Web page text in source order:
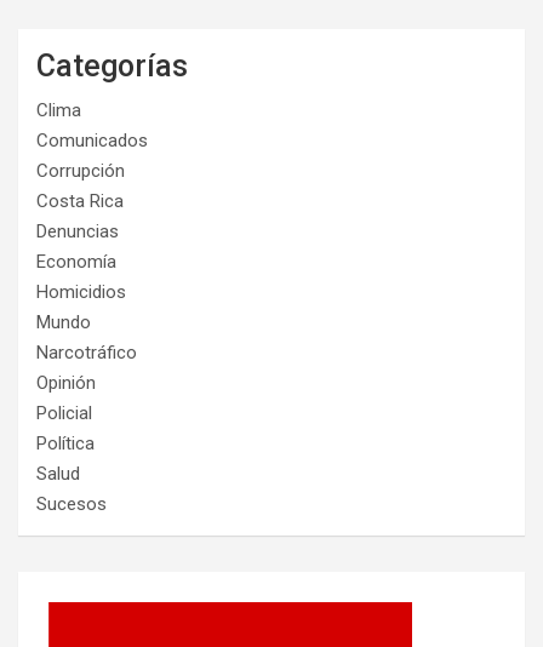
Categorías
Clima
Comunicados
Corrupción
Costa Rica
Denuncias
Economía
Homicidios
Mundo
Narcotráfico
Opinión
Policial
Política
Salud
Sucesos